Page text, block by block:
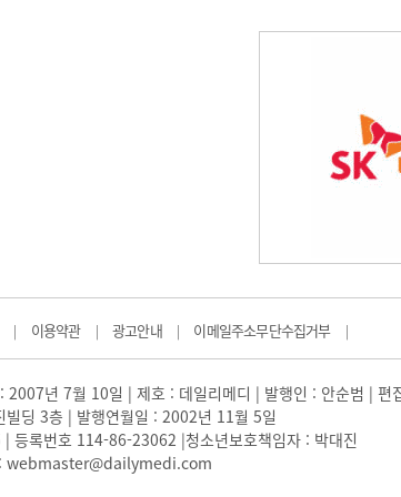
| 이용약관 | 광고안내 | 이메일주소무단수집거부 |
년 7월 10일 | 제호 : 데일리메디 | 발행인 : 안순범 | 편
딩 3층 | 발행연월일 : 2002년 11월 5일
록번호 114-86-23062 |청소년보호책임자 : 박대진
: webmaster@dailymedi.com